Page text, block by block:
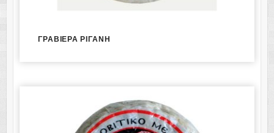
ΓΡΑΒΙΕΡΑ ΡΙΓΑΝΗ